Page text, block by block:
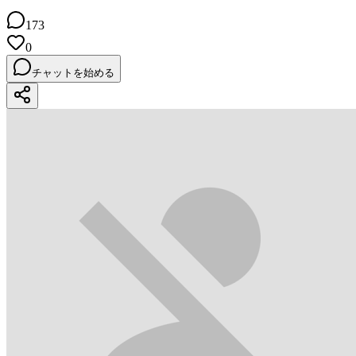
173
0
チャットを始める